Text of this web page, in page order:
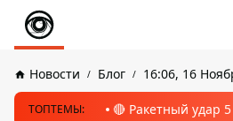
Новости Блог 16:06, 16
ТОПТЕМЫ: 🔴 Ракетный удар 5